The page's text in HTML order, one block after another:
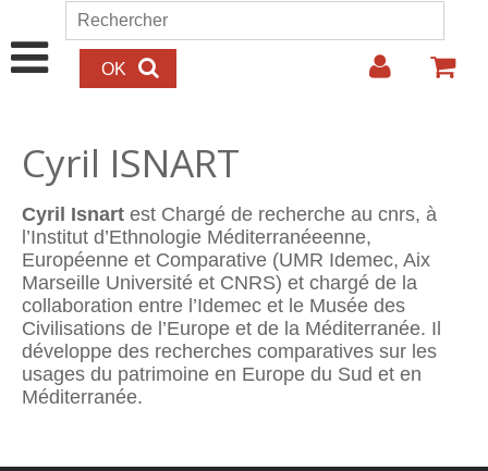
Aller au contenu principal
Formulaire de recherche
Rechercher
Cyril ISNART
Cyril Isnart est Chargé de recherche au cnrs, à
l’Institut d’Ethnologie Méditerranéeenne,
Européenne et Comparative (UMR Idemec, Aix
Marseille Université et CNRS) et chargé de la
collaboration entre l’Idemec et le Musée des
Civilisations de l’Europe et de la Méditerranée. Il
développe des recherches comparatives sur les
usages du patrimoine en Europe du Sud et en
Méditerranée.